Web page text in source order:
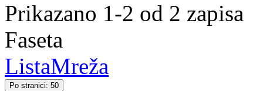
Prikazano 1-2 od 2 zapisa
Faseta
ListaMreža
Po stranici: 50